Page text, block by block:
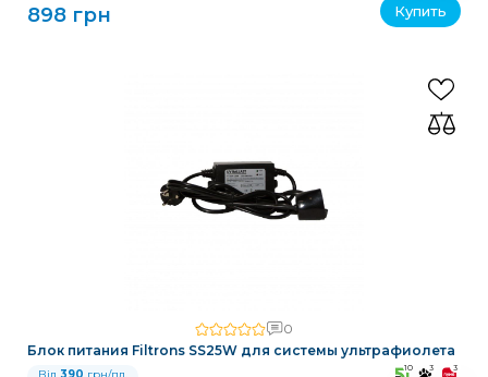
898 грн Купить
0
Блок питания Filtrons SS25W для системы ультрафиолета
Від 390 грн/пл. 10 3 3